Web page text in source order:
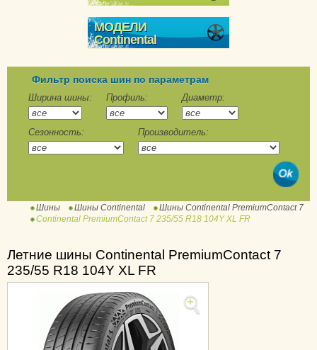
МОДЕЛИ
Continental
ContiCrossContact
Winter
ContiVikingContact 6
ContiVikingContact 6
SUV
ContiWinterContact TS
810 Sport
ContiWinterContact TS
830 P
ContiWinterContact TS
830 P SUV
Фильтр поиска шин по параметрам
Ширина шины: Профиль: Диаметр:
Сезонность: Производитель:
Шины Шины Continental
Шины Continental PremiumContact 7
Continental PremiumContact 7 235/55 R18 104Y XL FR
Летние шины Continental PremiumContact 7
235/55 R18 104Y XL FR